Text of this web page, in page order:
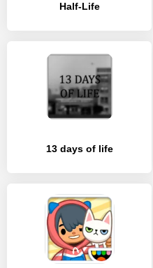
Half-Life
13 days of life